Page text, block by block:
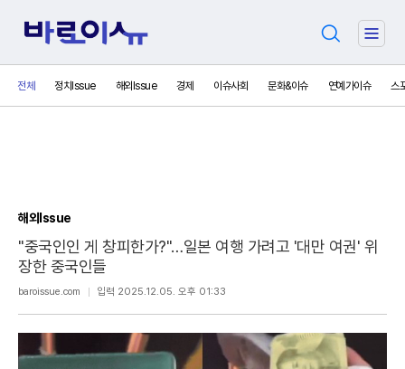
검
주
비
스
전체 정치Issue 해외Issue 경제 이슈사회 문화&이슈 연예가이슈 스
해외Issue
"중국인인 게 창피한가?"…일본 여행 가려고 '대만 여권' 위
장한 중국인들
baroissue.com 입력 2025.12.05. 오후 01:33
기